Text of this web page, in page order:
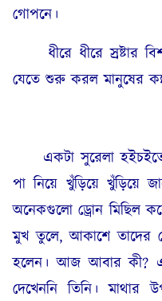
গোপনে।
ধীরে ধীরে স্রষ্টার
যেতে শুরু করল মানুষের
একটা সুরেলা হইচইতে
পা নিয়ে খুঁড়িয়ে খুঁড়িয়ে
অনেকগুলো ড্রোন মিছিল
মুখ তুলে, আকাশে তাদের
হলেন। আজ আবার কী?
দেখেননি তিনি।